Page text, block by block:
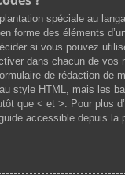
spéciale au
forme des éléments
si vous pouvez
dans chacun de vos
de rédaction de
style HTML, mais les
que < et >. Pour plus
accessible depuis la